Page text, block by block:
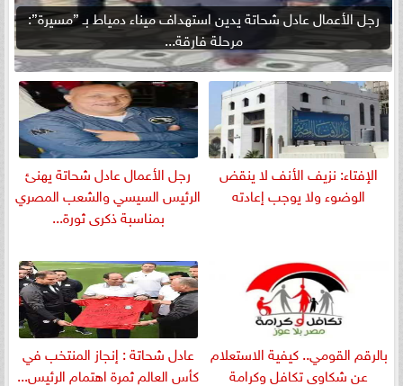
رجل الأعمال عادل شحاتة يدين استهداف ميناء دمياط بـ ”مسيرة”:
مرحلة فارقة...
الإفتاء: نزيف الأنف لا ينقض
الوضوء ولا يوجب إعادته
رجل الأعمال عادل شحاتة يهنئ
الرئيس السيسي والشعب المصري
بمناسبة ذكرى ثورة...
بالرقم القومي.. كيفية الاستعلام
عن شكاوى تكافل وكرامة
عادل شحاتة : إنجاز المنتخب في
كأس العالم ثمرة اهتمام الرئيس...